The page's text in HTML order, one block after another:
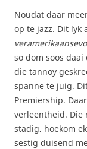
Noudat daar
op te jazz. Dit lyk
so dom soos
die tannoy
spanne te juig.
Premiership.
verleentheid. Die
stadig, hoekom
sestig duisend